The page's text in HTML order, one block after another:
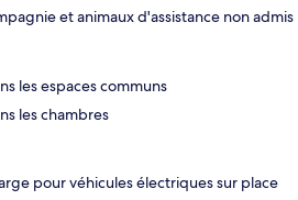
et animaux d'assistance non admis
les espaces communs
les chambres
pour véhicules électriques sur place